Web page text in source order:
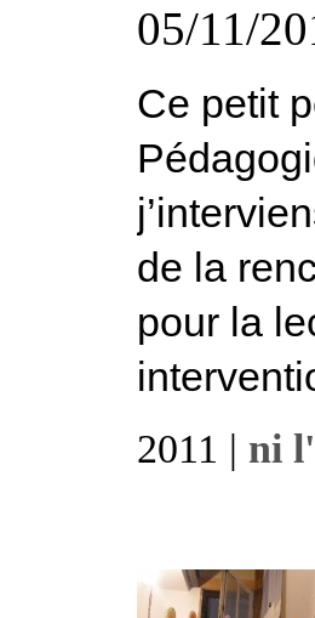
05/11/
Ce petit
de la
pour la
2011 | ni